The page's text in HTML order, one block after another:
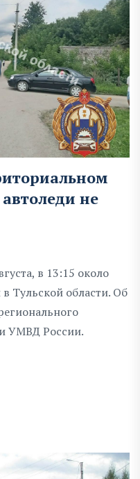
не
в 13:15 около
Тульской области. Об
УМВД России.